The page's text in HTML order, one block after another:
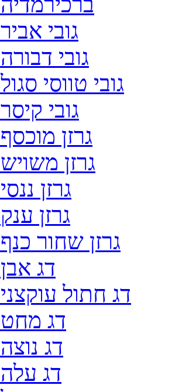
גובי אביר
גובי דבורה
גובי טווסי סגול
גובי קיסר
גרזן מוכסף
גרזן משויש
גרזן ננסי
גרזן ענק
גרזן שחור כנף
דג אבן
דג חתול עוקצני
דג מחט
דג נוצה
דג עלה